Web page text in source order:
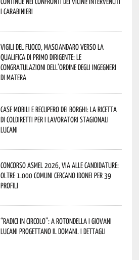
i Carabinieri
Vigili del Fuoco, Masciandaro verso la
qualifica di Primo Dirigente: le
congratulazioni dell’Ordine degli Ingegneri
di Matera
Case mobili e recupero dei borghi: la ricetta
di Coldiretti per i lavoratori stagionali
lucani
Concorso Asmel 2026, via alle candidature:
oltre 1.000 Comuni cercano idonei per 39
profili
“Radici in Circolo”: a Rotondella i giovani
lucani progettano il domani. I dettagli